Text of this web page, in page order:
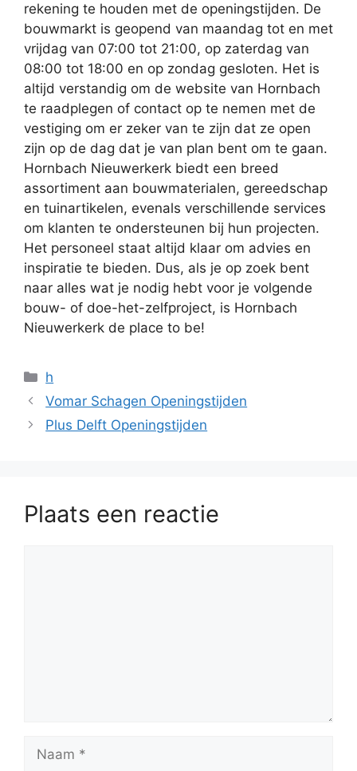
rekening te houden met de openingstijden. De
bouwmarkt is geopend van maandag tot en met
vrijdag van 07:00 tot 21:00, op zaterdag van
08:00 tot 18:00 en op zondag gesloten. Het is
altijd verstandig om de website van Hornbach
te raadplegen of contact op te nemen met de
vestiging om er zeker van te zijn dat ze open
zijn op de dag dat je van plan bent om te gaan.
Hornbach Nieuwerkerk biedt een breed
assortiment aan bouwmaterialen, gereedschap
en tuinartikelen, evenals verschillende services
om klanten te ondersteunen bij hun projecten.
Het personeel staat altijd klaar om advies en
inspiratie te bieden. Dus, als je op zoek bent
naar alles wat je nodig hebt voor je volgende
bouw- of doe-het-zelfproject, is Hornbach
Nieuwerkerk de place to be!
Categorieën
h
Vomar Schagen Openingstijden
Plus Delft Openingstijden
Plaats een reactie
Naam